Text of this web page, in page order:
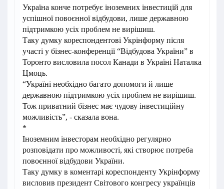
Україна конче потребує іноземних інвестицій для
успішної повоєнної відбудови, лише державною
підтримкою усіх проблем не вирішиш.
Таку думку кореспондентові Укрінформу після
участі у бізнес-конференції “Відбудова України” в
Торонто висловила посол Канади в Україні Наталка
Цмоць.
“Україні необхідно багато допомоги й лише
державною підтримкою усіх проблем не вирішиш.
Тож приватний бізнес має чудову інвестиційну
можливість”, - сказала вона.
*
Іноземним інвесторам необхідно регулярно
розповідати про можливості, які створює потреба
повоєнної відбудови України.
Таку думку в коментарі кореспонденту Укрінформу
висловив президент Світового конгресу українців